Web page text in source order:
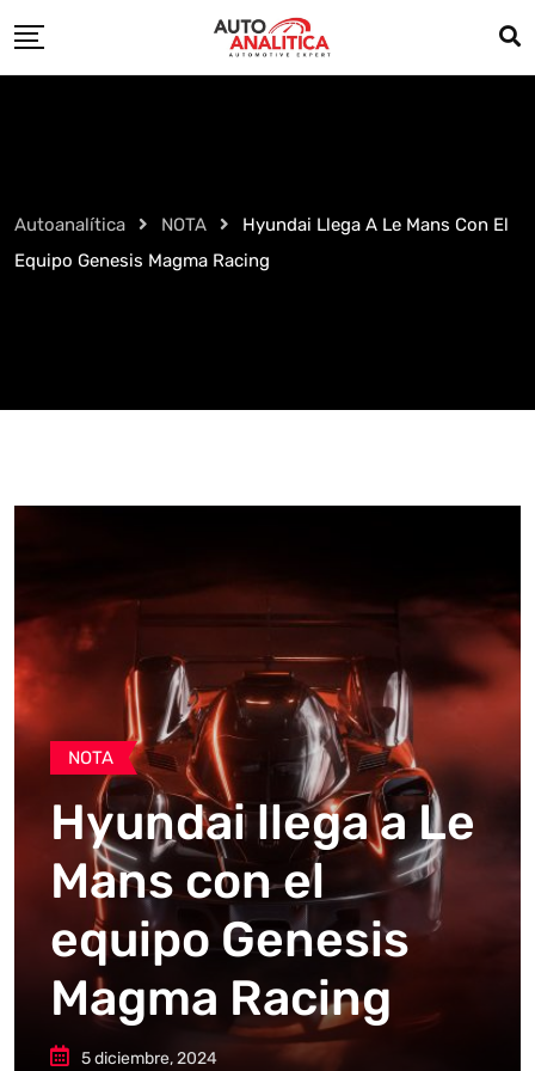
to
Autoanalítica NOTA
Hyundai Llega A Le Mans Con El
Equipo Genesis Magma Racing
NOTA
Hyundai llega a Le
Mans con el
equipo Genesis
Magma Racing
5 diciembre, 2024